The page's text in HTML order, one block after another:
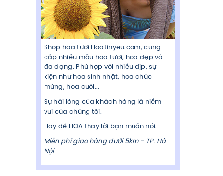
Shop hoa tươi Hoatinyeu.com, cung
cấp nhiều mẫu hoa tươi, hoa đẹp và
đa dạng. Phù hợp với nhiều dịp, sự
kiện như hoa sinh nhật, hoa chúc
mừng, hoa cưới...
Sự hài lòng của khách hàng là niềm
vui của chúng tôi.
Hãy để HOA thay lời bạn muốn nói.
Miễn phí giao hàng dưới 5km - TP. Hà
Nội